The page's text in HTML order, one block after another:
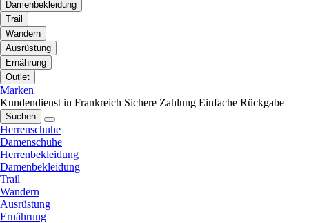
Damenbekleidung
Trail
Wandern
Ausrüstung
Ernährung
Outlet
Marken
Kundendienst in Frankreich Sichere Zahlung Einfache Rückgabe
Suchen
Herrenschuhe
Damenschuhe
Herrenbekleidung
Damenbekleidung
Trail
Wandern
Ausrüstung
Ernährung